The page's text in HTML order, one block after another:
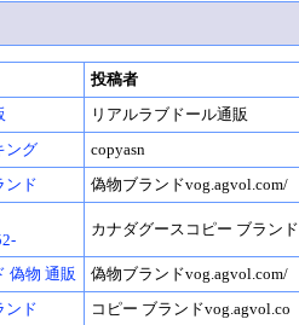
投稿者
リアルラブドール通販
ング copyasn
ンド 偽物ブランドvog.agvol.com/
カナダグースコピー ブランド
偽物 通販 偽物ブランドvog.agvol.com/
ンド コピー ブランドvog.agvol.co